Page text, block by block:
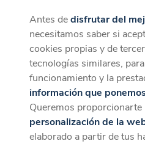
La mejor
Antes dedisfrutar del
necesitamos saber si
cookies propias y de
tecnologías similares,
funcionamiento y la
información que
Queremos proporcionarte
personalización de la
elaborado a partir de tus